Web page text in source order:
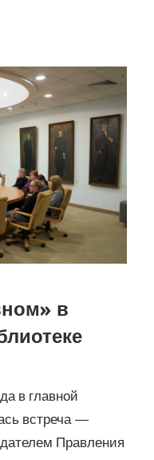
в
в главной
встреча —
Правления